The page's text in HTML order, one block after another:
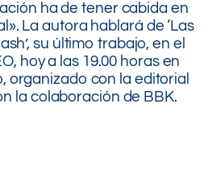
ha de tener cabida en
La autora hablará de ‘Las
su último trabajo, en el
hoy a las 19.00 horas en
organizado con la editorial
la colaboración de BBK.